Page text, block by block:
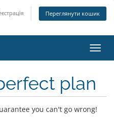
Переглянути кошик
plan
you can't go wrong!